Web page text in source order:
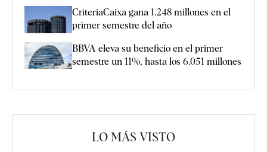
CriteriaCaixa gana 1.248 millones en el
primer semestre del año
BBVA eleva su beneficio en el primer
semestre un 11%, hasta los 6.051 millones
LO MÁS VISTO